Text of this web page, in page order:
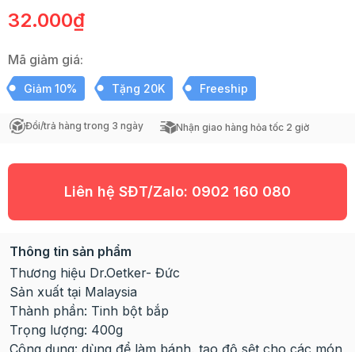
32.000₫
Mã giảm giá:
Giảm 10% Tặng 20K Freeship
Đổi/trả hàng trong 3 ngày Nhận giao hàng hỏa tốc 2 giờ
Liên hệ SĐT/Zalo: 0902 160 080
Thông tin sản phẩm
Thương hiệu Dr.Oetker- Đức
Sản xuất tại Malaysia
Thành phần: Tinh bột bắp
Trọng lượng: 400g
Công dụng: dùng để làm bánh, tạo độ sệt cho các món